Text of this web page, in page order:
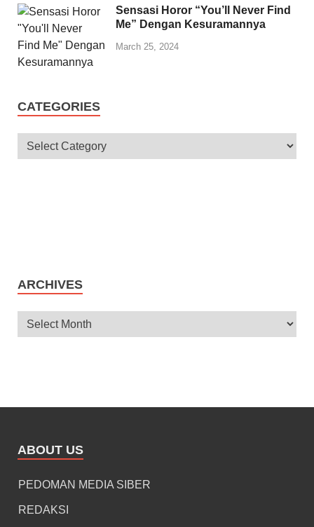
Sensasi Horor “You’ll Never Find
Me” Dengan Kesuramannya
March 25, 2024
CATEGORIES
ARCHIVES
ABOUT US
PEDOMAN MEDIA SIBER
REDAKSI